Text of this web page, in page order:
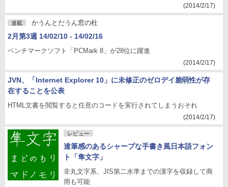
(2014/2/17)
連載 かうんとだうん窓の杜
2月第3週 14/02/10 - 14/02/16
ベンチマークソフト「PCMark 8」が28位に躍進
(2014/2/17)
JVN、「Internet Explorer 10」に未修正のゼロデイ脆弱性が存
在することを公表
HTML文書を閲覧すると任意のコードを実行されてしまうおそれ
(2014/2/17)
レビュー
達筆感のあるシャープな手書き風日本語フォン
ト「隼文字」
非丸文字系、JIS第二水準までの漢字を収録して商
用も可能